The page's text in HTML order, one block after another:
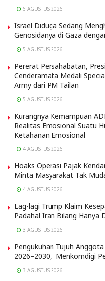
6 AGUSTUS 2026
Israel Diduga Sedang
Genosidanya di Gaza
5 AGUSTUS 2026
Pererat Persahabatan,
Cenderamata Medali
Army dari PM Tailan
5 AGUSTUS 2026
Kurangnya Kemampuan
Realitas Emosional Suatu
Ketahanan Emosional
4 AGUSTUS 2026
Hoaks Operasi Pajak
Minta Masyarakat Tak
4 AGUSTUS 2026
Lag-lagi Trump Klaim
Padahal Iran Bilang Hanya
3 AGUSTUS 2026
Pengukuhan Tujuh
2026–2030, Menkomdigi
3 AGUSTUS 2026